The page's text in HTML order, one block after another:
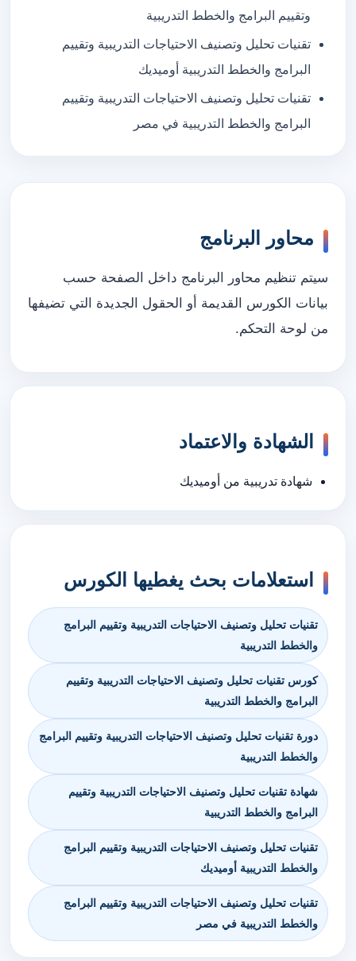
وتقييم البرامج والخطط التدريبية
تقنيات تحليل وتصنيف الاحتياجات التدريبية وتقييم
البرامج والخطط التدريبية أوميديك
تقنيات تحليل وتصنيف الاحتياجات التدريبية وتقييم
البرامج والخطط التدريبية في مصر
محاور البرنامج
سيتم تنظيم محاور البرنامج داخل الصفحة حسب
بيانات الكورس القديمة أو الحقول الجديدة التي تضيفها
من لوحة التحكم.
الشهادة والاعتماد
شهادة تدريبية من أوميديك
استعلامات بحث يغطيها الكورس
تقنيات تحليل وتصنيف الاحتياجات التدريبية وتقييم البرامج
والخطط التدريبية
كورس تقنيات تحليل وتصنيف الاحتياجات التدريبية وتقييم
البرامج والخطط التدريبية
دورة تقنيات تحليل وتصنيف الاحتياجات التدريبية وتقييم البرامج
والخطط التدريبية
شهادة تقنيات تحليل وتصنيف الاحتياجات التدريبية وتقييم
البرامج والخطط التدريبية
تقنيات تحليل وتصنيف الاحتياجات التدريبية وتقييم البرامج
والخطط التدريبية أوميديك
تقنيات تحليل وتصنيف الاحتياجات التدريبية وتقييم البرامج
والخطط التدريبية في مصر